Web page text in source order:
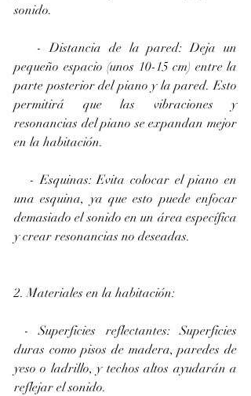
sonido.
- Distancia de la pared: Deja un
pequeño espacio (unos 10-15 cm) entre la
parte posterior del piano y la pared. Esto
permitirá que las vibraciones y
resonancias del piano se expandan mejor
en la habitación.
- Esquinas: Evita colocar el piano en
una esquina, ya que esto puede enfocar
demasiado el sonido en un área específica
y crear resonancias no deseadas.
2. Materiales en la habitación:
duras como pisos de madera, paredes de
yeso o ladrillo, y techos altos ayudarán a
reflejar el sonido.